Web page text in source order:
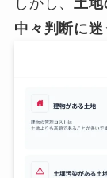
しかし、土地
中々判断に